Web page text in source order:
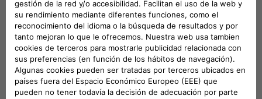
Servicio Fiat Professional Glass
Con Fiat Professional, no hay esperas. Disfruta de un
servicio rápido y total tranquilidad por menos de lo que
costaría una sustitución completa con nuestros
paquetes Glass.